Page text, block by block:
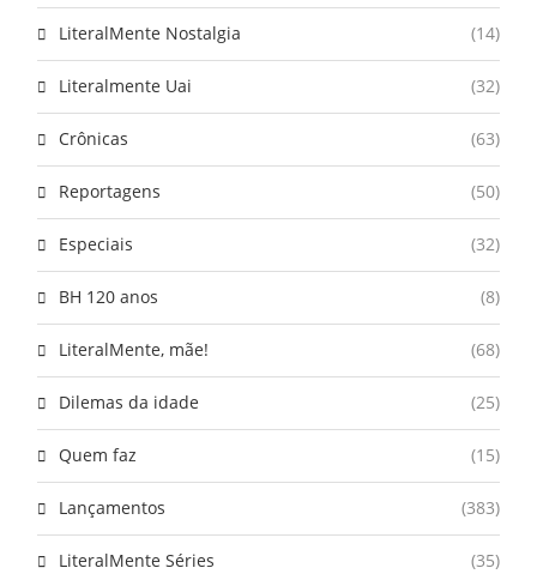
LiteralMente Nostalgia (14)
Literalmente Uai (32)
Crônicas (63)
Reportagens (50)
Especiais (32)
BH 120 anos (8)
LiteralMente, mãe! (68)
Dilemas da idade (25)
Quem faz (15)
Lançamentos (383)
LiteralMente Séries (35)